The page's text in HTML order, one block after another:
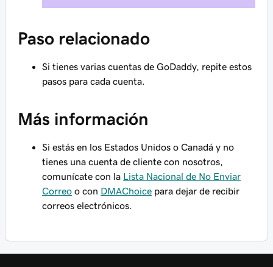
Paso relacionado
Si tienes varias cuentas de GoDaddy, repite estos
pasos para cada cuenta.
Más información
Si estás en los Estados Unidos o Canadá y no
tienes una cuenta de cliente con nosotros,
comunícate con la Lista Nacional de No Enviar
Correo o con DMAChoice para dejar de recibir
correos electrónicos.